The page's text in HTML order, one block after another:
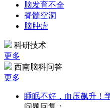
脑发育不全
脊髓空洞
脑肿瘤
科研技术
更多
西南脑科问答
更多
睡眠不好，血压飙升！